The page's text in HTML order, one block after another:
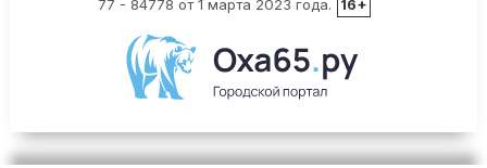
77 - 84778 от 1 марта 2023 года.
16+